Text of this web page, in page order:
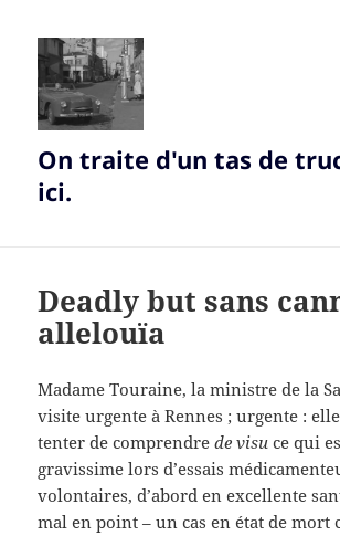
On traite d'un tas de
ici.
Deadly but sans
allelouïa
Madame Touraine, la ministre de la
visite urgente à Rennes ; urgente :
tenter de comprendrede visu ce qui
gravissime lors d’essais
volontaires, d’abord en excellente
mal en point – un cas en état de mort